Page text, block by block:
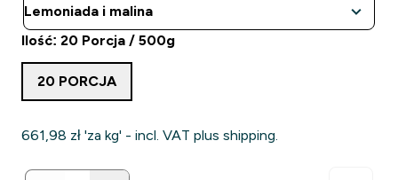
Ilość: 20 Porcja / 500g
20 PORCJA
661,98 zł‎ 'za kg' - incl. VAT plus shipping.